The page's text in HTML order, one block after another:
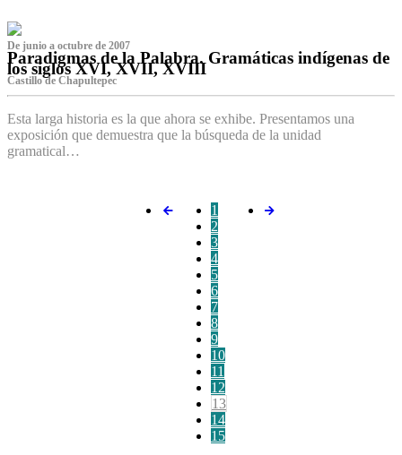
De junio a octubre de 2007
Paradigmas de la Palabra. Gramáticas indígenas de
los siglos XVI, XVII, XVIII
Castillo de Chapultepec
Esta larga historia es la que ahora se exhibe. Presentamos una
exposición que demuestra que la búsqueda de la unidad
gramatical…
1
2
3
4
5
6
7
8
9
10
11
12
13
14
15